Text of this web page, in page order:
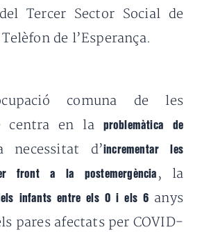
Tercer Sector Social de
de l’Esperança.
comuna de les
centra en la
problemàtica de
necessitat d’incrementar les
front a la postemergència , la
infants entre els 0 i els 6 anys
pares afectats per COVID-